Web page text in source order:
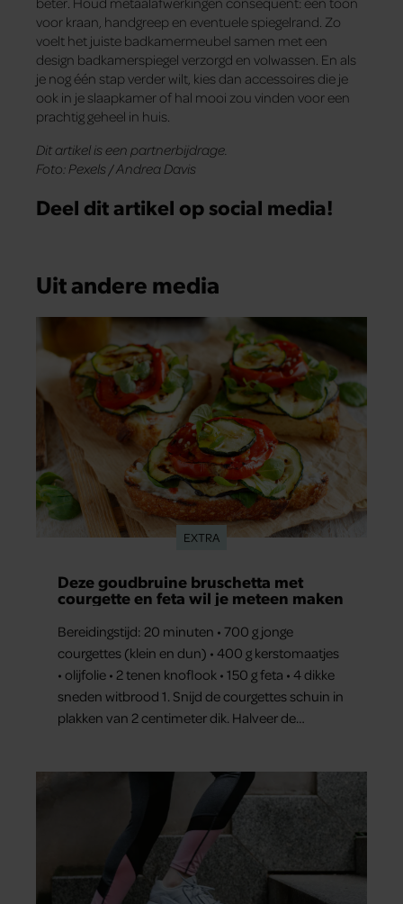
voor kraan, handgreep en eventuele spiegelrand. Zo
voelt het juiste badkamermeubel samen met een
design badkamerspiegel verzorgd en volwassen. En als
je nog één stap verder wilt, kies dan accessoires die je
ook in je slaapkamer of hal mooi zou vinden voor een
prachtig geheel in huis.
Dit artikel is een partnerbijdrage.
Foto: Pexels / Andrea Davis
Deel dit artikel op social media!
Uit andere media
EXTRA
Deze goudbruine bruschetta met
courgette en feta wil je meteen maken
Bereidingstijd: 20 minuten • 700 g jonge
courgettes (klein en dun) • 400 g kerstomaatjes
• olijfolie • 2 tenen knoflook • 150 g feta • 4 dikke
sneden witbrood 1. Snijd de courgettes schuin in
plakken van 2 centimeter dik. Halveer de